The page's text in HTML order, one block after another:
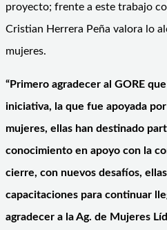
proyecto; frente a este trabajo
Cristian Herrera Peña valora lo
mujeres.
“Primero agradecer al GORE
iniciativa, la que fue apoyada
mujeres, ellas han destinado
conocimiento en apoyo con la
cierre, con nuevos desafíos,
capacitaciones para continuar
agradecer a la Ag. de Mujeres